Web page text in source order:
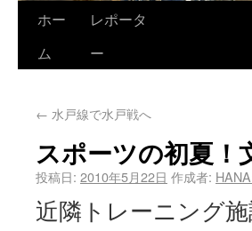
ホー
ム
レポータ
ー
← 水戸線で水戸戦へ
スポーツの初夏！
投稿日: 2010年5月22日 作成者:
近隣トレーニング